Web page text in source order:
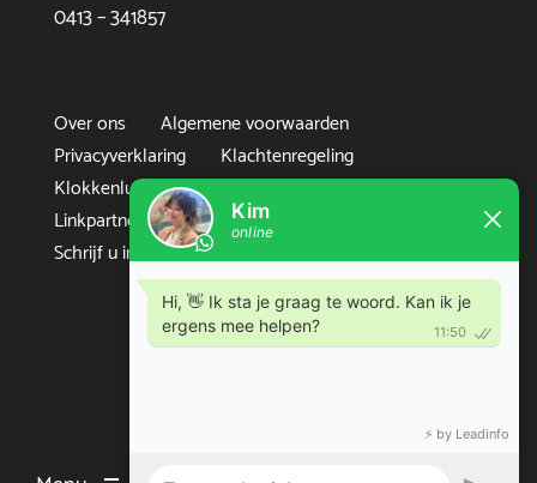
0413 – 341857
Over ons
Algemene voorwaarden
Privacyverklaring
Klachtenregeling
Klokkenluidersregeling
Disclaimer
Linkpartners
Sitemap
Schrijf u in voor de nieuwsbrief